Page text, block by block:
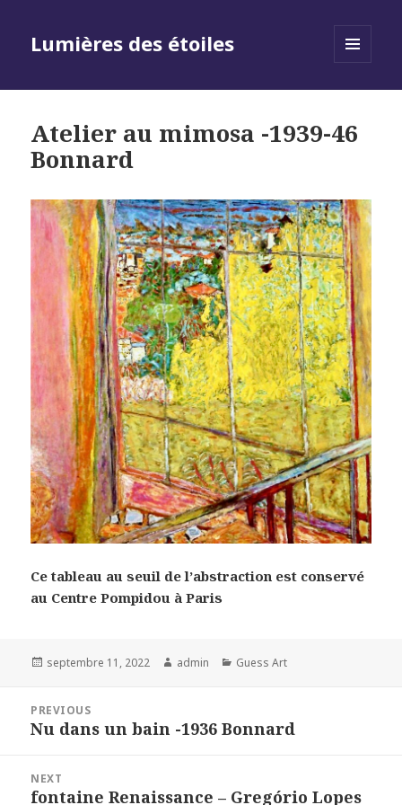
Lumières des étoiles
Atelier au mimosa -1939-46
Bonnard
Ce tableau au seuil de l’abstraction est conservé
au Centre Pompidou à Paris
Posted
septembre 11, 2022 Author
admin Categories
Guess Art
l’article
PREVIOUS
Previous
Nu dans un bain -1936 Bonnard
NEXT
Next
fontaine Renaissance – Gregório Lopes